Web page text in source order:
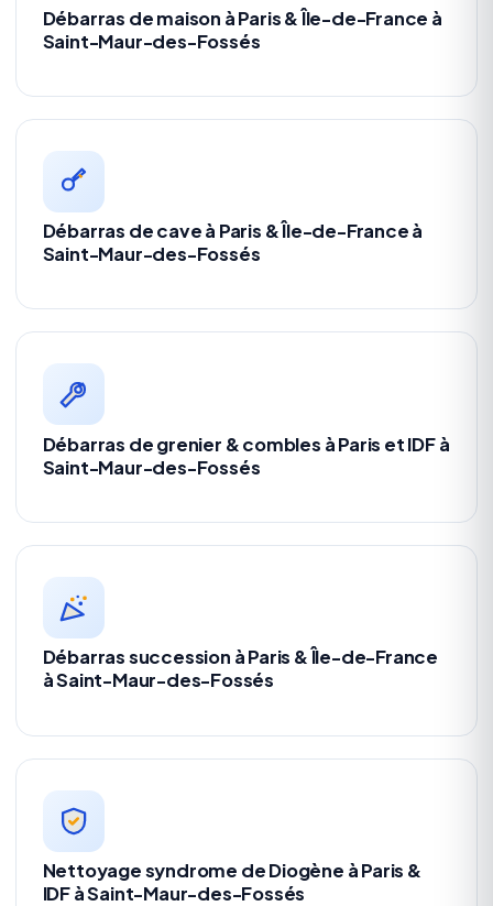
Débarras de maison à Paris & Île-de-France à
Saint-Maur-des-Fossés
Débarras de cave à Paris & Île-de-France à
Saint-Maur-des-Fossés
Débarras de grenier & combles à Paris et IDF à
Saint-Maur-des-Fossés
Débarras succession à Paris & Île-de-France
à Saint-Maur-des-Fossés
Nettoyage syndrome de Diogène à Paris &
IDF à Saint-Maur-des-Fossés